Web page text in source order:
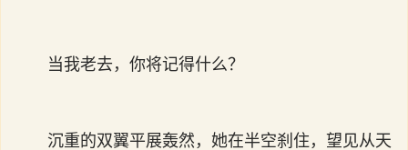
当我老去，你将记得什么？
沉重的双翼平展轰然，她在半空刹住，望见从天